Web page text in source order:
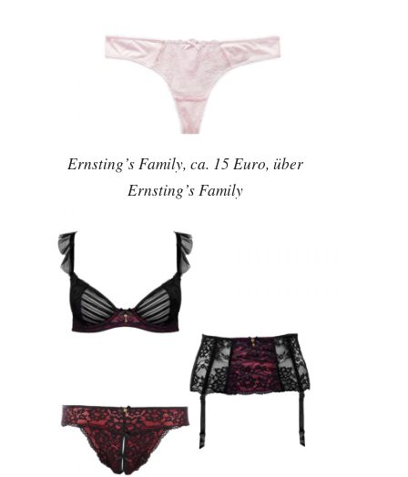
Ernsting’s Family, ca. 15 Euro, über
Ernsting’s Family